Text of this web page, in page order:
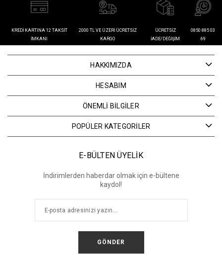
KREDI KARTINA 12 TAKSIT
İMKANI
2000 TL VE ÜZERI ÜCRETSIZ
KARGO
ÜCRETSIZ
İADE/DEĞIŞIM
0850 885 03
69
HAKKIMIZDA
HESABIM
ÖNEMLİ BİLGİLER
POPÜLER KATEGORİLER
E-BÜLTEN ÜYELİK
İndirimlerden haberdar olmak için e-bültene
kaydol!
GÖNDER